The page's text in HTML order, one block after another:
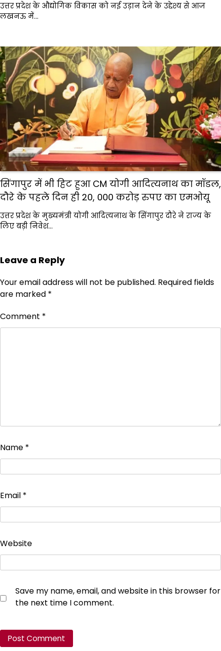
उत्तर प्रदेश के औद्योगिक विकास को नई उड़ान देने के उद्देश्य से आज
लखनऊ में…
सिंगापुर में भी हिट हुआ CM योगी आदित्यनाथ का मॉडल,
दौरे के पहले दिन ही 20, 000 करोड़ रुपए का एमओयू
उत्तर प्रदेश के मुख्यमंत्री योगी आदित्यनाथ के सिंगापुर दौरे ने राज्य के
लिए बड़ी निवेश…
Leave a Reply
Your email address will not be published. Required fields
are marked *
Comment *
Name *
Email *
Website
Save my name, email, and website in this browser for
the next time I comment.